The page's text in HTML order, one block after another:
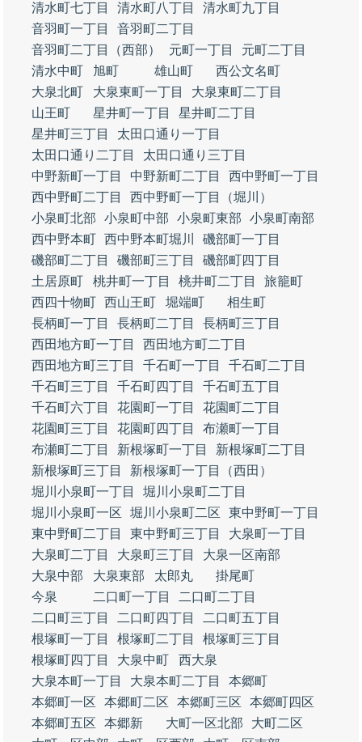
清水町七丁目
清水町八丁目
清水町九丁目
音羽町一丁目
音羽町二丁目
音羽町二丁目（西部）
元町一丁目
元町二丁目
清水中町
旭町 雄山町
西公文名町
大泉北町
大泉東町一丁目
大泉東町二丁目
山王町
星井町一丁目
星井町二丁目
星井町三丁目
太田口通り一丁目
太田口通り二丁目
太田口通り三丁目
中野新町一丁目
中野新町二丁目
西中野町一丁目
西中野町二丁目
西中野町一丁目（堀川）
小泉町北部
小泉町中部 小泉町東部
小泉町南部
西中野本町 西中野本町堀川
磯部町一丁目
磯部町二丁目
磯部町三丁目
磯部町四丁目
土居原町
桃井町一丁目 桃井町二丁目
旅籠町
西四十物町 西山王町 堀端町
相生町
長柄町一丁目
長柄町二丁目
長柄町三丁目
西田地方町一丁目
西田地方町二丁目
西田地方町三丁目
千石町一丁目
千石町二丁目
千石町三丁目
千石町四丁目
千石町五丁目
千石町六丁目
花園町一丁目
花園町二丁目
花園町三丁目
花園町四丁目
布瀬町一丁目
布瀬町二丁目
新根塚町一丁目
新根塚町二丁目
新根塚町三丁目
新根塚町一丁目（西田）
堀川小泉町一丁目
堀川小泉町二丁目
堀川小泉町一区
堀川小泉町二区
東中野町一丁目
東中野町二丁目
東中野町三丁目
大泉町一丁目
大泉町二丁目
大泉町三丁目
大泉一区南部
大泉中部
大泉東部 太郎丸
掛尾町
今泉
二口町一丁目
二口町二丁目
二口町三丁目
二口町四丁目
二口町五丁目
根塚町一丁目
根塚町二丁目
根塚町三丁目
根塚町四丁目
大泉中町
西大泉
大泉本町一丁目
大泉本町二丁目
本郷町
本郷町一区
本郷町二区 本郷町三区
本郷町四区
本郷町五区
本郷新 大町一区北部
大町二区